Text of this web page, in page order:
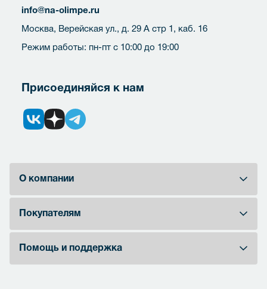
info@na-olimpe.ru
Москва, Верейская ул., д. 29 А стр 1, каб. 16
Режим работы: пн-пт с 10:00 до 19:00
Присоединяйся к нам
О компании
Покупателям
Помощь и поддержка